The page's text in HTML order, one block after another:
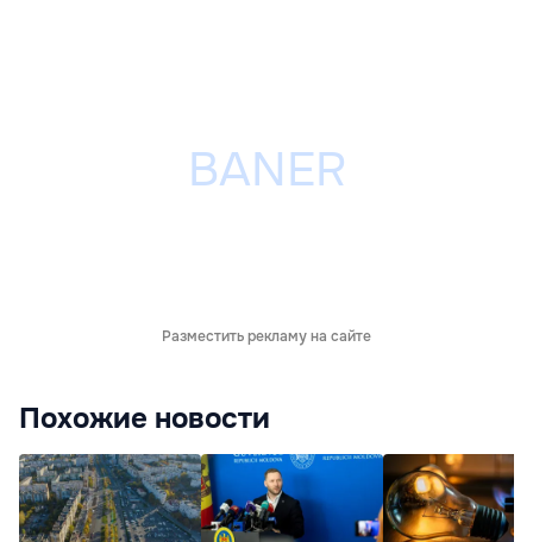
Разместить рекламу на сайте
Похожие новости